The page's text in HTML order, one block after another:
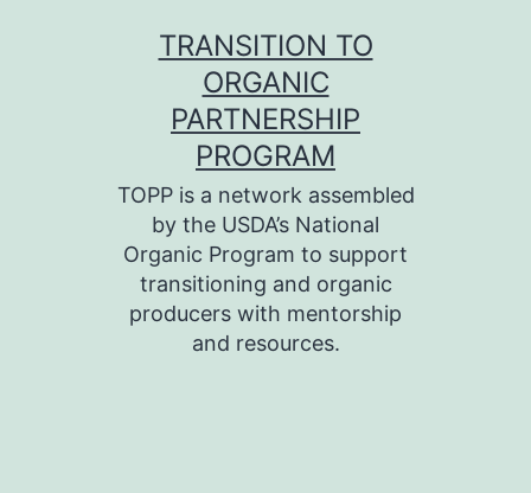
TRANSITION TO
ORGANIC
PARTNERSHIP
PROGRAM
TOPP is a network assembled
by the USDA’s National
Organic Program to support
transitioning and organic
producers with mentorship
and resources.